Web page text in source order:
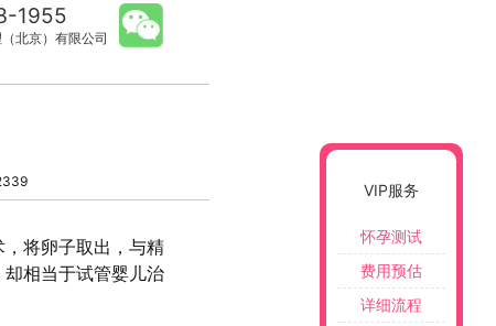
1955
北京）有限公司
将卵子取出，与精
相当于试管婴儿治
VIP服务
怀孕测试
费用预估
详细流程